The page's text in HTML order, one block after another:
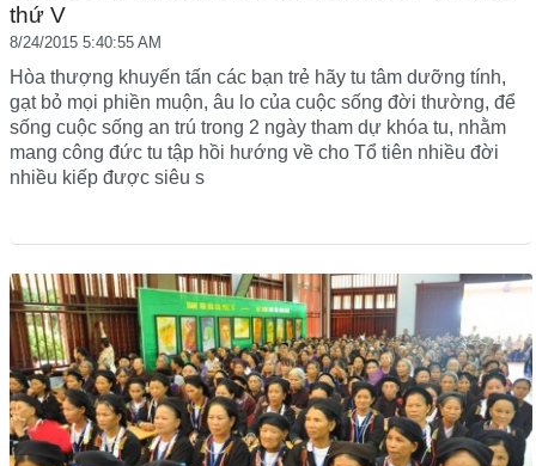
thứ V
8/24/2015 5:40:55 AM
Hòa thượng khuyến tấn các bạn trẻ hãy tu tâm dưỡng tính,
gạt bỏ mọi phiền muộn, âu lo của cuộc sống đời thường, để
sống cuộc sống an trú trong 2 ngày tham dự khóa tu, nhằm
mang công đức tu tập hồi hướng về cho Tổ tiên nhiều đời
nhiều kiếp được siêu s